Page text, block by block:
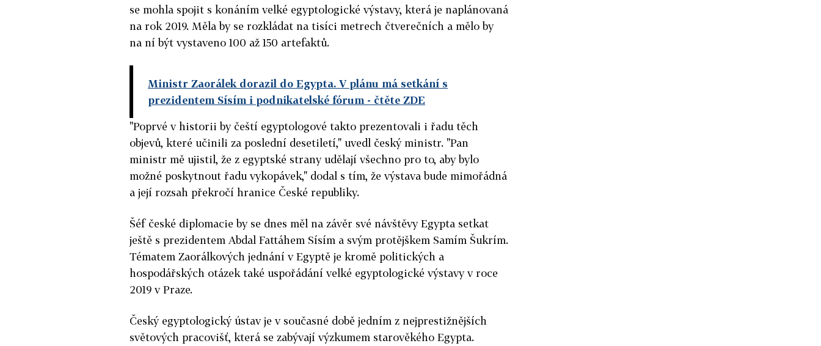
se mohla spojit s konáním velké egyptologické výstavy, která je naplánovaná
na rok 2019. Měla by se rozkládat na tisíci metrech čtverečních a mělo by
na ní být vystaveno 100 až 150 artefaktů.
Ministr Zaorálek dorazil do Egypta. V plánu má setkání s
prezidentem Sísím i podnikatelské fórum - čtěte ZDE
"Poprvé v historii by čeští egyptologové takto prezentovali i řadu těch
objevů, které učinili za poslední desetiletí," uvedl český ministr. "Pan
ministr mě ujistil, že z egyptské strany udělají všechno pro to, aby bylo
možné poskytnout řadu vykopávek," dodal s tím, že výstava bude mimořádná
a její rozsah překročí hranice České republiky.
Šéf české diplomacie by se dnes měl na závěr své návštěvy Egypta setkat
ještě s prezidentem Abdal Fattáhem Sísím a svým protějškem Samím Šukrím.
Tématem Zaorálkových jednání v Egyptě je kromě politických a
hospodářských otázek také uspořádání velké egyptologické výstavy v roce
2019 v Praze.
Český egyptologický ústav je v současné době jedním z nejprestižnějších
světových pracovišť, která se zabývají výzkumem starověkého Egypta.